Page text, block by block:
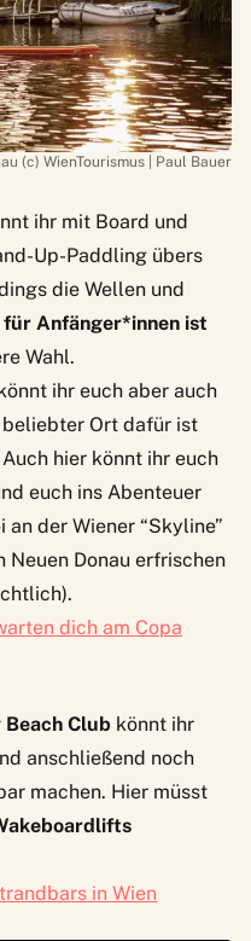
(c) WienTourismus | Paul Bauer
ihr mit Board und
Up-Paddling übers
die Wellen und
für Anfänger*innen ist
Wahl.
ihr euch aber auch
beliebter Ort dafür ist
Auch hier könnt ihr euch
euch ins Abenteuer
der Wiener “Skyline”
Neuen Donau erfrischen
dich am Copa
Club könnt ihr
anschließend noch
machen. Hier müsst
in Wien